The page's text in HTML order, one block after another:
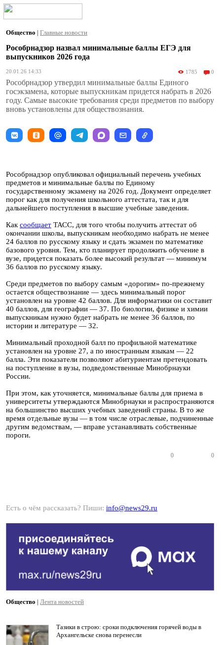
Общество | Главные новости
Рособрнадзор назвал минимальные баллы ЕГЭ для
выпускников 2026 года
20.01.26 14:33 1785 0
Рособрнадзор утвердил минимальные баллы Единого
госэкзамена, которые выпускникам придется набрать в 2026
году. Самые высокие требования среди предметов по выбору
вновь установлены для обществознания.
Рособрнадзор опубликовал официальный перечень учебных
предметов и минимальные баллы по Единому
государственному экзамену на 2026 год. Документ определяет
порог как для получения школьного аттестата, так и для
дальнейшего поступления в высшие учебные заведения.
Как сообщает ТАСС, для того чтобы получить аттестат об
окончании школы, выпускникам необходимо набрать не менее
24 баллов по русскому языку и сдать экзамен по математике
базового уровня. Тем, кто планирует продолжить обучение в
вузе, придется показать более высокий результат — минимум
36 баллов по русскому языку.
Среди предметов по выбору самым «дорогим» по-прежнему
остается обществознание — здесь минимальный порог
установлен на уровне 42 баллов. Для информатики он составит
40 баллов, для географии — 37. По биологии, физике и химии
выпускникам нужно будет набрать не менее 36 баллов, по
истории и литературе — 32.
Минимальный проходной балл по профильной математике
установлен на уровне 27, а по иностранным языкам — 22
балла. Эти показатели позволяют абитуриентам претендовать
на поступление в вузы, подведомственные Минобрнауки
России.
При этом, как уточняется, минимальные баллы для приема в
университеты утверждаются Минобрнауки и распространяются
на большинство высших учебных заведений страны. В то же
время отдельные вузы — в том числе отраслевые, подчиненные
другим ведомствам, — вправе устанавливать собственные
пороги.
0 0
Есть о чём рассказать? Пиши: info@news29.ru
Общество | Лента новостей
Тазики в строю: сроки подключения горячей воды в
Архангельске снова перенесли